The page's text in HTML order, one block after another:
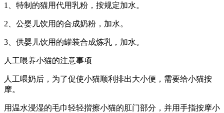
1、特制的猫用代用乳粉，按规定加水。
2、公婴儿饮用的合成奶粉，加水。
3、供婴儿饮用的罐装合成炼乳，加水。
人工喂养小猫的注意事项
人工喂奶后，为了促使小猫顺利排出大小便，需要给小猫按
摩。
用温水浸湿的毛巾轻轻揩擦小猫的肛门部分，并用手指按摩小